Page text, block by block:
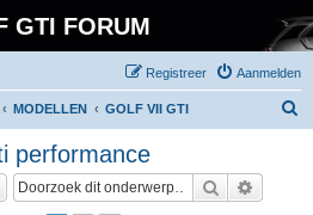
GTI FORUM
Aanmelden
Registreer
MODELLEN GOLF VII GTI
performance
Zoek